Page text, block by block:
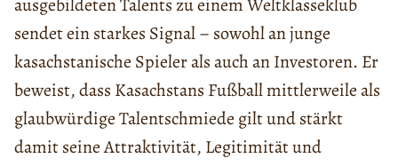
sendet ein starkes Signal – sowohl an junge
kasachstanische Spieler als auch an Investoren. Er
beweist, dass Kasachstans Fußball mittlerweile als
glaubwürdige Talentschmiede gilt und stärkt
damit seine Attraktivität, Legitimität und